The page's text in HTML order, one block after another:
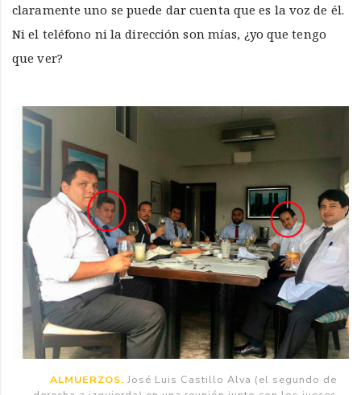
claramente uno se puede dar cuenta que es la voz de él.
Ni el teléfono ni la dirección son mías, ¿yo que tengo
que ver?
ALMUERZOS. José Luis Castillo Alva (el segundo de